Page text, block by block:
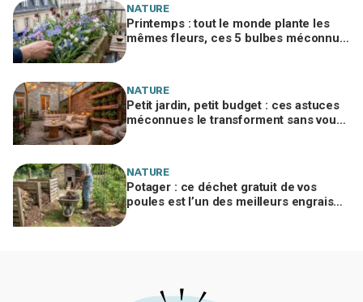
NATURE
Printemps : tout le monde plante les
mêmes fleurs, ces 5 bulbes méconnus
NATURE
Petit jardin, petit budget : ces astuces
méconnues le transforment sans vous
NATURE
Potager : ce déchet gratuit de vos
poules est l’un des meilleurs engrais